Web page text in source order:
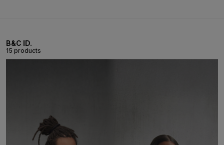
B&C ID.
15 products